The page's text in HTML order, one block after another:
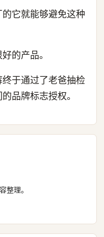
它就能够避免这种
的产品。
于通过了老爸抽检
品牌标志授权。
整理。